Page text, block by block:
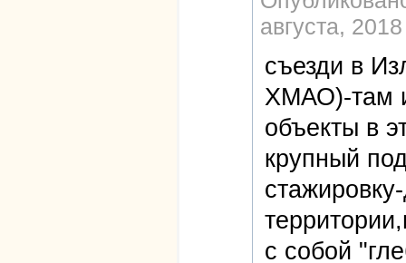
августа,
съезди в
ХМАО)-там
объекты в
крупный
с собой